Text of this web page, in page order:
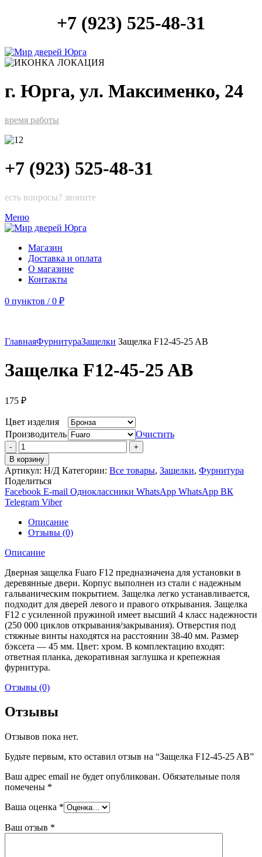
+7 (923) 525-48-31
г. Юрга, ул. Максименко, 24
время работы
+7 (923) 525-48-31
есть вопросы? звоните
Меню
Магазин
Доставка и оплата
О магазине
Контакты
0 пунктов / 0 ₽
ГлавнаяФурнитураЗащелки Защелка F12-45-25 AB
Защелка F12-45-25 AB
175 ₽
Цвет изделия
Производитель
Очистить
Количество
товара
Защелка
F12-
45-
25
AB
В корзину
Артикул: Н/Д Категории: Все товары, Защелки, Фурнитура
Поделиться
Facebook E-mail Одноклассники WhatsApp WhatsApp ВК
Telegram Viber
Описание
Отзывы (0)
Описание
Дверная защелка Fuaro F12 предназначена для установки в
деревянные двери. Корпус выполнен из стали с надежным
гальваническим покрытием. Защелка легко устанавливается,
подходит для дверей левого и правого открывания. Защелка
F12 с усиленной пружиной имеет высший 4 класс надежности
(250 000 циклов открывания/закрывания). Отверстия под
стяжные винты находятся на расстоянии 38-40 мм. Размер
бэксета — 45 мм. Цвет: хром. В комплектацию входят:
ответная планка, декоративная заглушка и крепежная
фурнитура.
Отзывы (0)
Отзывы
Отзывов пока нет.
Будьте первым, кто оставил отзыв на “Защелка F12-45-25 AB”
Ваш адрес email не будет опубликован. Обязательные поля
помечены *
Ваша оценка *
Ваш отзыв *